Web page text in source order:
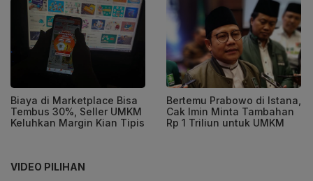
Biaya di Marketplace Bisa
Tembus 30%, Seller UMKM
Keluhkan Margin Kian Tipis
Bertemu Prabowo di Istana,
Cak Imin Minta Tambahan
Rp 1 Triliun untuk UMKM
VIDEO PILIHAN